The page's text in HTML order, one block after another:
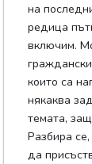
на
редица
включим.
които са
някаква
темата,
Разбира
да